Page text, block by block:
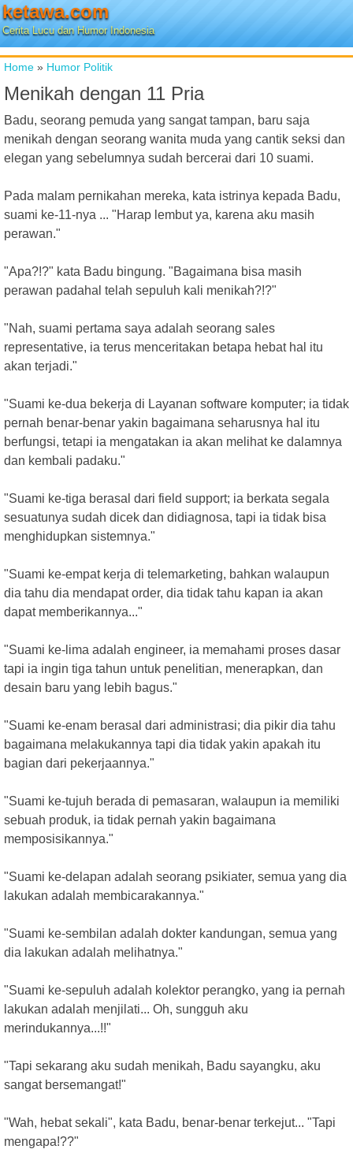
ketawa.com
Cerita Lucu dan Humor Indonesia
Home » Humor Politik
Menikah dengan 11 Pria
Badu, seorang pemuda yang sangat tampan, baru saja
menikah dengan seorang wanita muda yang cantik seksi dan
elegan yang sebelumnya sudah bercerai dari 10 suami.
Pada malam pernikahan mereka, kata istrinya kepada Badu,
suami ke-11-nya ... "Harap lembut ya, karena aku masih
perawan."
"Apa?!?" kata Badu bingung. "Bagaimana bisa masih
perawan padahal telah sepuluh kali menikah?!?"
"Nah, suami pertama saya adalah seorang sales
representative, ia terus menceritakan betapa hebat hal itu
akan terjadi."
"Suami ke-dua bekerja di Layanan software komputer; ia tidak
pernah benar-benar yakin bagaimana seharusnya hal itu
berfungsi, tetapi ia mengatakan ia akan melihat ke dalamnya
dan kembali padaku."
"Suami ke-tiga berasal dari field support; ia berkata segala
sesuatunya sudah dicek dan didiagnosa, tapi ia tidak bisa
menghidupkan sistemnya."
"Suami ke-empat kerja di telemarketing, bahkan walaupun
dia tahu dia mendapat order, dia tidak tahu kapan ia akan
dapat memberikannya..."
"Suami ke-lima adalah engineer, ia memahami proses dasar
tapi ia ingin tiga tahun untuk penelitian, menerapkan, dan
desain baru yang lebih bagus."
"Suami ke-enam berasal dari administrasi; dia pikir dia tahu
bagaimana melakukannya tapi dia tidak yakin apakah itu
bagian dari pekerjaannya."
"Suami ke-tujuh berada di pemasaran, walaupun ia memiliki
sebuah produk, ia tidak pernah yakin bagaimana
memposisikannya."
"Suami ke-delapan adalah seorang psikiater, semua yang dia
lakukan adalah membicarakannya."
"Suami ke-sembilan adalah dokter kandungan, semua yang
dia lakukan adalah melihatnya."
"Suami ke-sepuluh adalah kolektor perangko, yang ia pernah
lakukan adalah menjilati... Oh, sungguh aku
merindukannya...!!"
"Tapi sekarang aku sudah menikah, Badu sayangku, aku
sangat bersemangat!"
"Wah, hebat sekali", kata Badu, benar-benar terkejut... "Tapi
mengapa!??"